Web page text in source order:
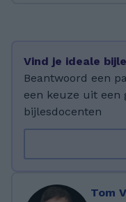
Vind je ideale
Beantwoord een
een keuze uit een
bijlesdocenten
Tom